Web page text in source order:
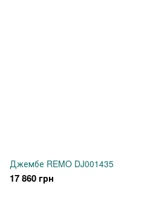
Джембе REMO DJ001435
17 860 грн